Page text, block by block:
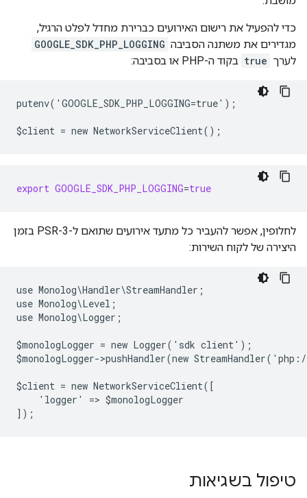
כדי להפעיל את רישום האירועים כברירת מחדל לפלט הרגיל,
מגדירים את משתנה הסביבה GOOGLE_SDK_PHP_LOGGING
לערך true בקוד ה-PHP או בסביבה:
putenv('GOOGLE_SDK_PHP_LOGGING=true');
$client = new NetworkServiceClient();
export GOOGLE_SDK_PHP_LOGGING=true
לחלופין, אפשר להעביר כל מתעד אירועים שתואם ל-PSR-3 בזמן
היצירה של לקוח השירות:
use Monolog\Handler\StreamHandler;
use Monolog\Level;
use Monolog\Logger;
$monologLogger = new Logger('sdk client');
$monologLogger->pushHandler(new
$client = new NetworkServiceClient([
    'logger' => $monologLogger
]);
טיפול בשגיאות